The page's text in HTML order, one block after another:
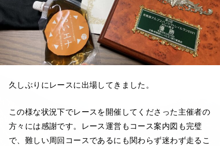
久しぶりにレースに出場してきました。
この様な状況下でレースを開催してくださった主催者の
方々には感謝です。レース運営もコース案内図も完璧
で、難しい周回コースであるにも関わらず迷わず走るこ